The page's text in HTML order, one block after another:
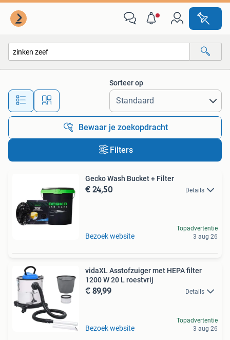
Alle afstanden…
Sorteer op
Bewaar je zoekopdracht
Filters
Gecko Wash Bucket + Filter
€ 24,50 Details
Bezoek website
Topadvertentie
3 aug 26
vidaXL Asstofzuiger met HEPA filter
1200 W 20 L roestvrij
€ 89,99 Details
Bezoek website
Topadvertentie
3 aug 26